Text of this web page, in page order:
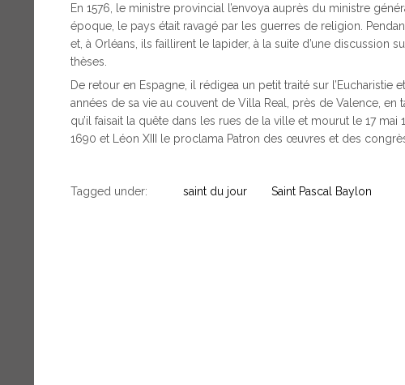
En 1576, le ministre provincial l’envoya auprès du ministre
époque, le pays était ravagé par les guerres de religion.
et, à Orléans, ils faillirent le lapider, à la suite d’une discussion
thèses.
De retour en Espagne, il rédigea un petit traité sur l’Eucharistie
années de sa vie au couvent de Villa Real, près de Valence,
qu’il faisait la quête dans les rues de la ville et mourut le 17
1690 et Léon XIII le proclama Patron des œuvres et des
Tagged under: saint du jour Saint Pascal Baylon